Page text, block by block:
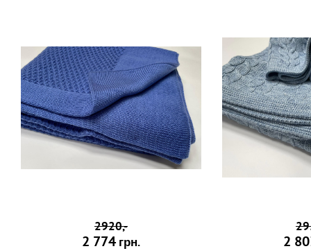
2920,-
2 774 грн. 2